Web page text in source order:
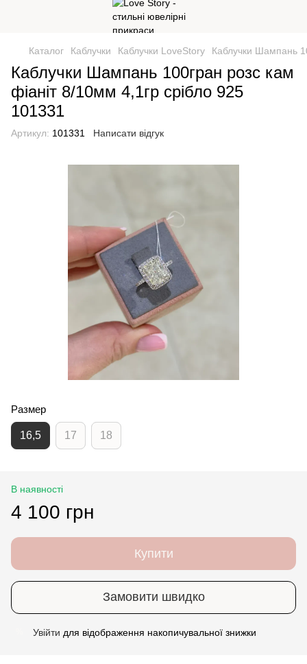
Каталог Каблучки Каблучки LoveStory Каблучки Шампань
Каблучки Шампань 100гран розс кам
фіаніт 8/10мм 4,1гр срібло 925
101331
Артикул: 101331 Написати відгук
Размер
16,5 17 18
В наявності
4 100 грн
Купити
Замовити швидко
Увійти для відображення накопичувальної знижки